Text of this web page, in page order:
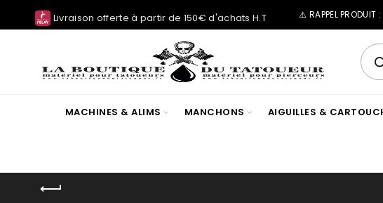
Livraison offerte à partir de 150€ d'achats H.T ⚠️ RAPPEL PRODUIT
de
MACHINES & ALIMS MANCHONS AIGUILLES &